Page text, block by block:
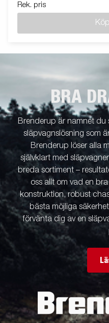
Rek. pris
Köp
BRA
Brenderup är namnet du
släpvagnslösning som
Brenderup löser alla
självklart med
breda sortiment –
oss allt om vad en
konstruktion, robust
bästa möjliga
förvänta dig av en